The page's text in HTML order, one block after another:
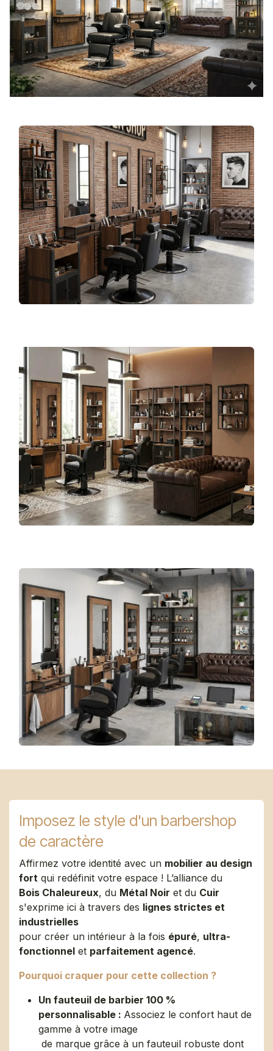
Imposez le style d'un barbershop
de caractère
Affirmez votre identité avec un mobilier au design
fort qui redéfinit votre espace ! L’alliance du
Bois Chaleureux, du Métal Noir et du Cuir
s'exprime ici à travers des lignes strictes et
industrielles
pour créer un intérieur à la fois épuré, ultra-
fonctionnel et parfaitement agencé.
Pourquoi craquer pour cette collection ?
Un fauteuil de barbier 100 %
personnalisable : Associez le confort haut de
gamme à votre image
de marque grâce à un fauteuil robuste dont